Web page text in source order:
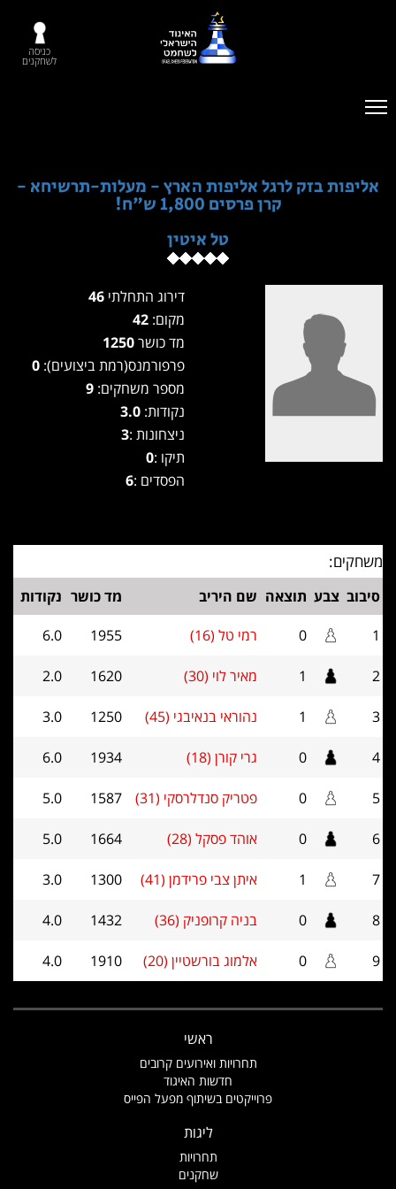
כניסה
לשחקנים
אליפות בזק לרגל אליפות הארץ - מעלות-תרשיחא -
קרן פרסים 1,800 ש"ח!
טל איטין
דירוג התחלתי
מקום:
מד כושר
פרפורמנס(רמת ביצועים):
מספר משחקים:
נקודות: 3.0
ניצחונות :3
תיקו :0
הפסדים :6
משחקים:
סיבוב צבע תוצאה שם היריב מד כושר נקודות
1
0 רמי טל (16) 1955
6.0
2
1 מאיר לוי (30) 1620
2.0
3
1 נהוראי בנאיבגי (45) 1250
3.0
4
0 גרי קורן (18) 1934
6.0
5
0 פטריק סנדלרסקי (31) 1587
5.0
6
0 אוהד פסקל (28) 1664
5.0
7
1 איתן צבי פרידמן (41) 1300
3.0
8
0 בניה קרופניק (36) 1432
4.0
9
0 אלמוג בורשטיין (20) 1910
4.0
ראשי
תחרויות ואירועים קרובים
חדשות האיגוד
פרוייקטים בשיתוף מפעל הפייס
ליגות
תחרויות
שחקנים